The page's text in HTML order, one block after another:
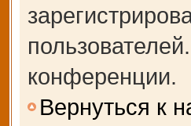
конференции.
Вернуться к